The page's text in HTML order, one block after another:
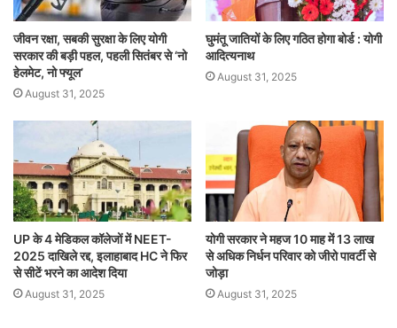
जीवन रक्षा, सबकी सुरक्षा के लिए योगी
सरकार की बड़ी पहल, पहली सितंबर से ‘नो
हेलमेट, नो फ्यूल’
August 31, 2025
घुमंतू जातियों के लिए गठित होगा बोर्ड : योगी
आदित्यनाथ
August 31, 2025
UP के 4 मेडिकल कॉलेजों में NEET-
2025 दाखिले रद्द, इलाहाबाद HC ने फिर
से सीटें भरने का आदेश दिया
August 31, 2025
योगी सरकार ने महज 10 माह में 13 लाख
से अधिक निर्धन परिवार को जीरो पावर्टी से
जोड़ा
August 31, 2025